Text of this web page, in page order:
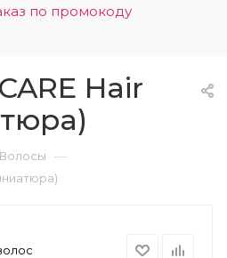
по промокоду
0
Hair
Волосы —